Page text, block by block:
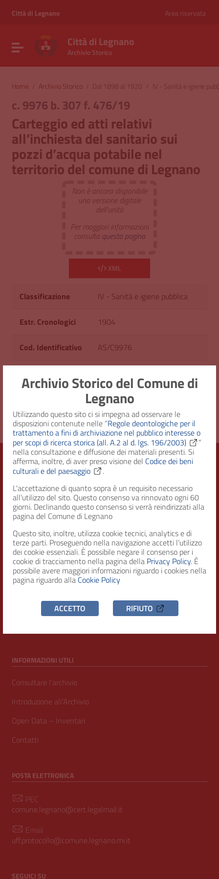
Archivio Storico del Comune di
Legnano
Utilizzando questo sito ci si impegna ad osservare le
disposizioni contenute nelle “Regole deontologiche per il
trattamento a fini di archiviazione nel pubblico interesse o
per scopi di ricerca storica (all. A.2 al d. lgs. 196/2003)
”
nella consultazione e diffusione dei materiali presenti. Si
afferma, inoltre, di aver preso visione del Codice dei beni
culturali e del paesaggio
.
L'accettazione di quanto sopra è un requisito necessario
all'utilizzo del sito. Questo consenso va rinnovato ogni 60
giorni. Declinando questo consenso si verrà reindirizzati alla
pagina del Comune di Legnano
Questo sito, inoltre, utilizza cookie tecnici, analytics e di
terze parti. Proseguendo nella navigazione accetti l’utilizzo
dei cookie essenziali. È possibile negare il consenso per i
cookie di tracciamento nella pagina della Privacy Policy. È
possibile avere maggiori informazioni riguardo i cookies nella
pagina riguardo alla Cookie Policy
ACCETTO RIFIUTO
Vai al menu di navigazione
Città di Legnano Area riservata
Attiva / disattiva la navigazione
Città di Legnano
Archivio Storico
Home / Archivio Storico / Dal 1898 al 1920 / IV - Sanità e igiene
c. 9976 b. 307 f. 476/19
Carteggio ed atti relativi
all’inchiesta del sanitario sui
pozzi d’acqua potabile nel
territorio del comune di Legnano
Non è ancora disponibile
una versione digitale
dell'unità
Per maggiori informazioni
consulta questa pagina
XML
Classificazione IV - Sanità e igiene pubblica
Estr. Cronologici 1904
Cod. Identificativo AS/C9976
Uso pubblico
Città di Legnano – Archivio Storico
RECAPITI
Indirizzo
Piazza San Magno 9
20025, Legnano (MI)
Telefono
C.F. / P.IVA
INFORMAZIONI UTILI
Consultare l’archivio
Introduzione all’Archivio
Open Data – Inventari
Contatti
POSTA ELETTRONICA
PEC
comune.legnano@cert.legalmail.it
Email
uff.protocollo@comune.legnano.mi.it
SEGUICI SU